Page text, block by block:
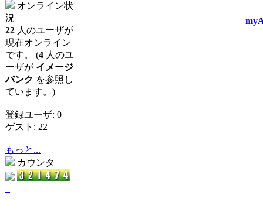
オンライン状
況
22 人のユーザが
現在オンライン
です。 (4 人のユ
ーザが イメージ
バンク を参照し
ています。)
登録ユーザ: 0
ゲスト: 22
もっと...
カウンタ